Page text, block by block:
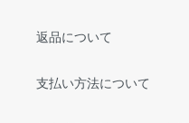
返品について
支払い方法について